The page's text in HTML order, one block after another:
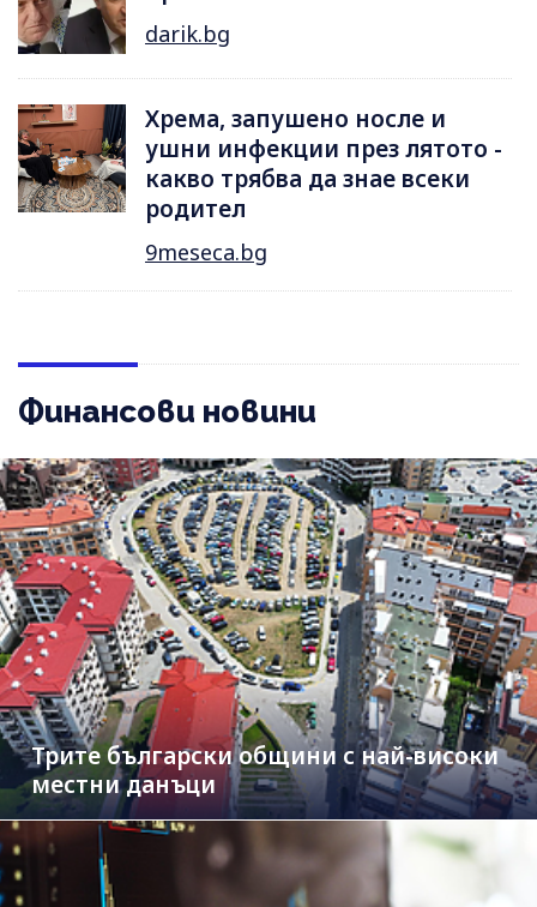
darik.bg
Хрема, запушено носле и
ушни инфекции през лятотo -
какво трябва да знае всеки
родител
9meseca.bg
Финансови новини
Трите български общини с най-високи
местни данъци